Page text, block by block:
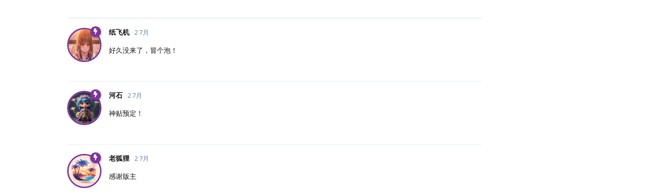
纸飞机 2 7月
好久没来了，冒个泡！
河石 2 7月
神贴预定！
老狐狸 2 7月
感谢版主